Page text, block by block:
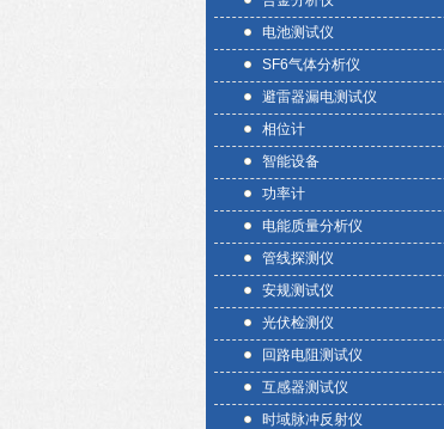
电池测试仪
SF6气体分析仪
避雷器漏电测试仪
相位计
智能设备
功率计
电能质量分析仪
管线探测仪
安规测试仪
光伏检测仪
回路电阻测试仪
互感器测试仪
时域脉冲反射仪